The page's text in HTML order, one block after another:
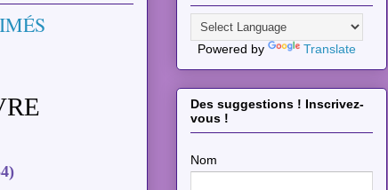
Powered by Translate
Des suggestions ! Inscrivez-
vous !
Nom